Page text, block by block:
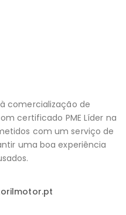
comercialização de
certificado PME Líder na
com um serviço de
uma boa experiência